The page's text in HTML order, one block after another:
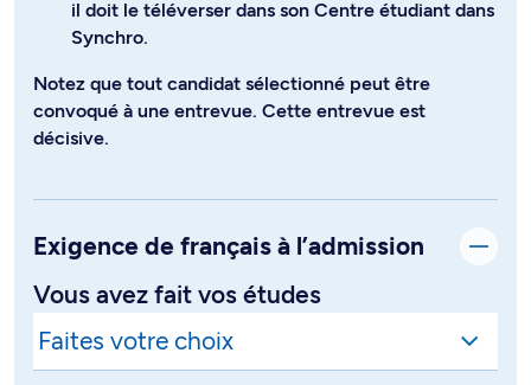
il doit le téléverser dans son Centre étudiant dans
Synchro.
Notez que tout candidat sélectionné peut être
convoqué à une entrevue. Cette entrevue est
décisive.
Exigence de français à l’admission
Vous avez fait vos études